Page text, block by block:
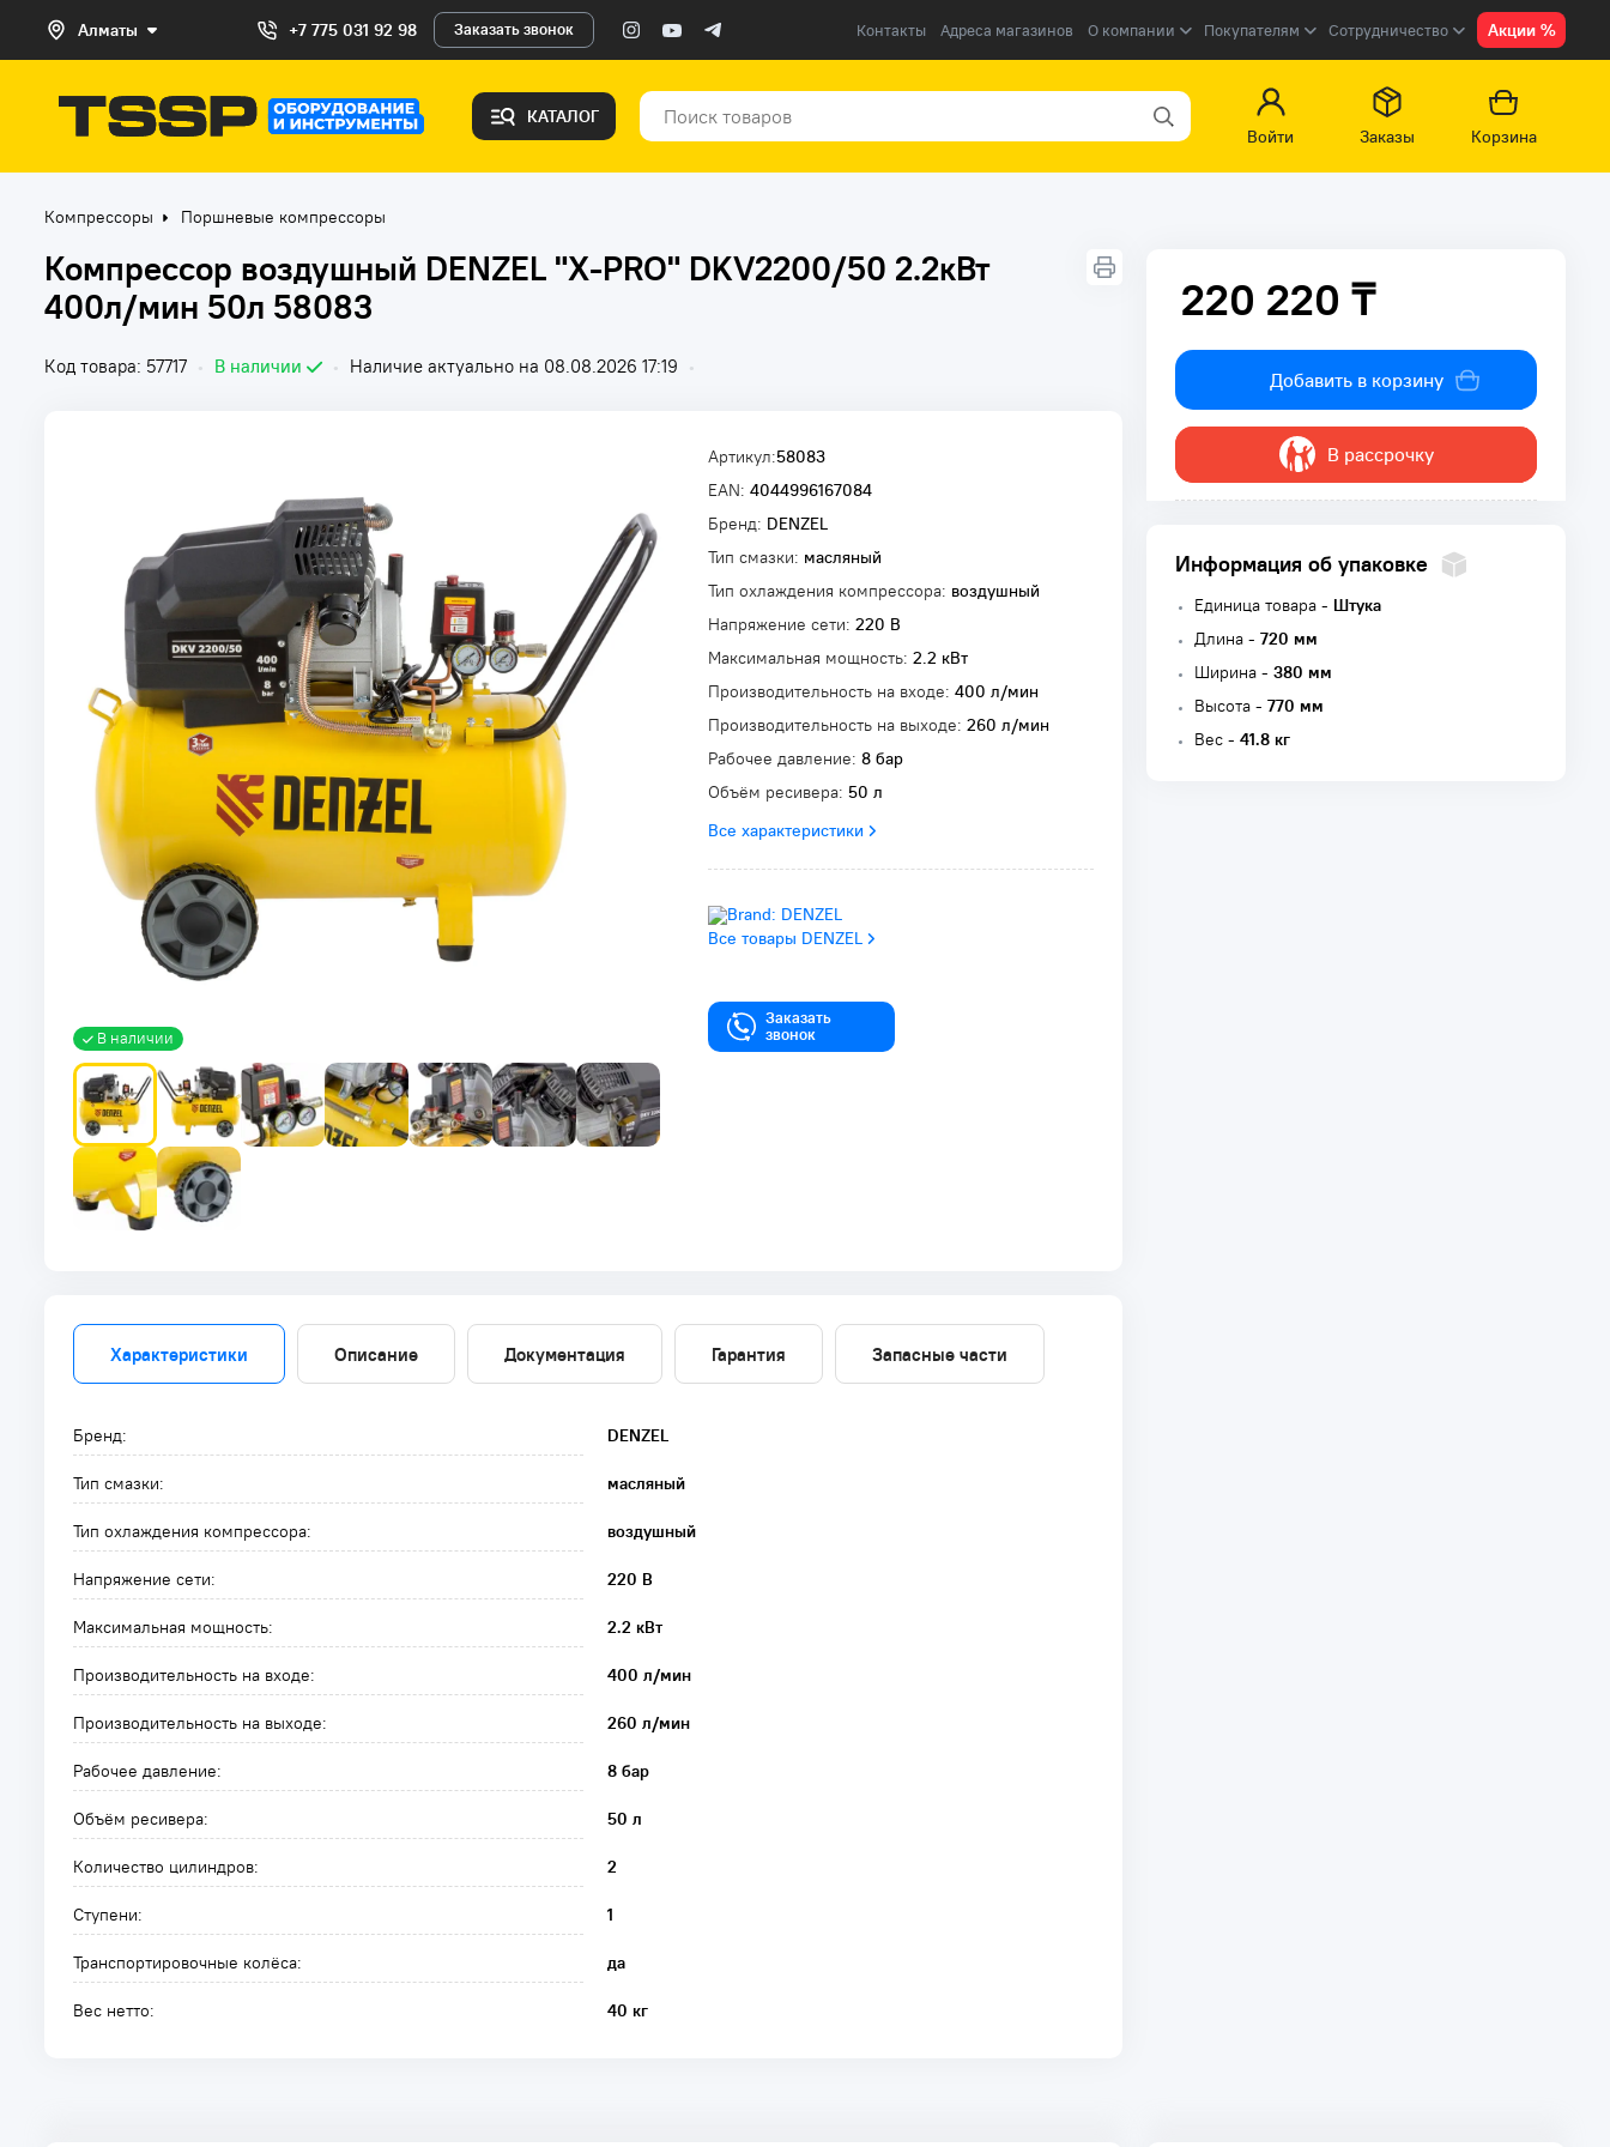
Алматы +7 775 031 92 98 Заказать звонок Контакты Адреса магазинов О компании Покупателям Сотрудничество Акции %
КАТАЛОГ
Войти
Заказы Корзина
Компрессоры Поршневые компрессоры
Компрессор воздушный DENZEL "X-PRO" DKV2200/50 2.2кВт
400л/мин 50л 58083
Код товара: 57717 • В наличии • Наличие актуально на 08.08.2026 17:19 •
В наличии
Артикул:58083
EAN: 4044996167084
Бренд: DENZEL
Тип смазки: масляный
Тип охлаждения компрессора: воздушный
Напряжение сети: 220 В
Максимальная мощность: 2.2 кВт
Производительность на входе: 400 л/мин
Производительность на выходе: 260 л/мин
Рабочее давление: 8 бар
Объём ресивера: 50 л
Все характеристики
Все товары DENZEL
Заказать
звонок
220 220 ₸
220 220 ₸
Добавить в корзину
В рассрочку
Информация об упаковке
Единица товара - Штука
Длина - 720 мм
Ширина - 380 мм
Высота - 770 мм
Вес - 41.8 кг
Характеристики Описание Документация Гарантия Запасные части
Бренд: DENZEL
Тип смазки: масляный
Тип охлаждения компрессора: воздушный
Напряжение сети: 220 В
Максимальная мощность: 2.2 кВт
Производительность на входе: 400 л/мин
Производительность на выходе: 260 л/мин
Рабочее давление: 8 бар
Объём ресивера: 50 л
Количество цилиндров: 2
Ступени: 1
Транспортировочные колёса: да
Вес нетто: 40 кг